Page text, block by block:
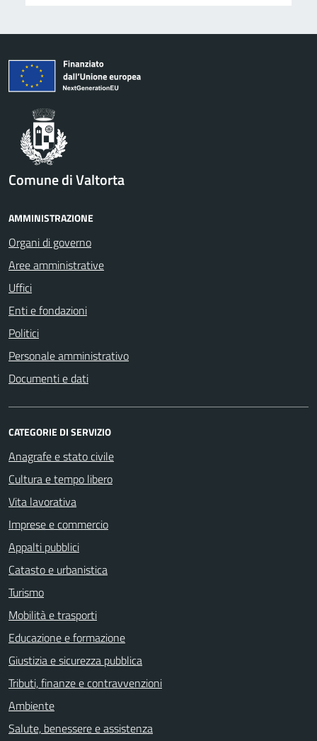
Comune di Valtorta
AMMINISTRAZIONE
Organi di governo
Aree amministrative
Uffici
Enti e fondazioni
Politici
Personale amministrativo
Documenti e dati
CATEGORIE DI SERVIZIO
Anagrafe e stato civile
Cultura e tempo libero
Vita lavorativa
Imprese e commercio
Appalti pubblici
Catasto e urbanistica
Turismo
Mobilità e trasporti
Educazione e formazione
Giustizia e sicurezza pubblica
Tributi, finanze e contravvenzioni
Ambiente
Salute, benessere e assistenza